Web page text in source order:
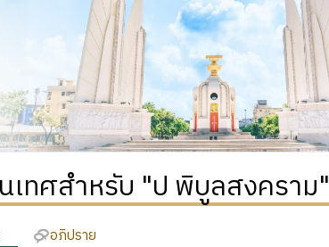
เทศสำหรับ "ป พิบูลสงคราม"
อภิปราย